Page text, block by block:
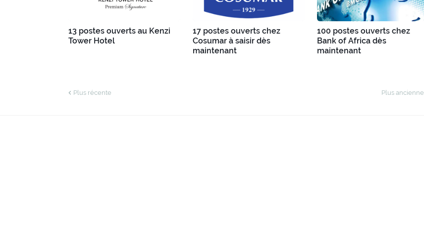
13 postes ouverts au Kenzi
Tower Hotel
17 postes ouverts chez
Cosumar à saisir dès
maintenant
100 postes ouverts chez
Bank of Africa dès
maintenant
Plus récente Plus ancienne